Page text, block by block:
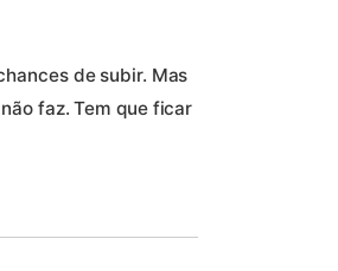
de subir. Mas
faz. Tem que ficar